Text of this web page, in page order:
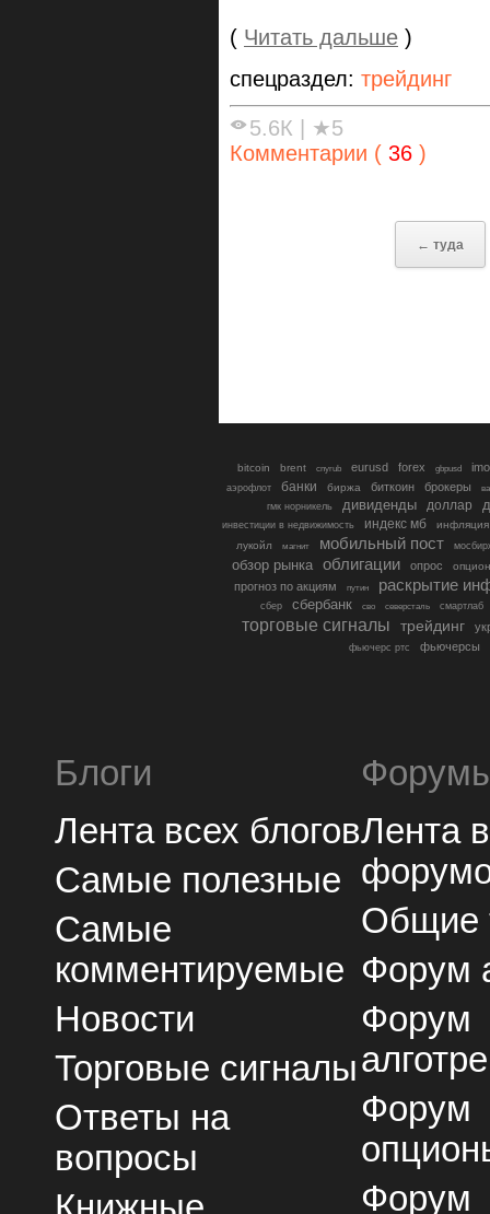
( Читать дальше )
спецраздел: трейдинг
5.6К
★5
Комментарии ( 36 )
← туда
bitcoin brent cnyrub eurusd forex gbpusd
аэрофлот банки биржа биткоин брокеры
гмк норникель
дивиденды доллар
инвестиции в недвижимость индекс мб
инфляция
лукойл
магнит мобильный пост
обзор рынка облигации опрос
прогноз по акциям путин раскрытие
сбер сбербанк сво северсталь смартлаб
торговые сигналы трейдинг
фьючерс ртс фьючерсы
Блоги
Лента всех блогов
Самые полезные
Самые
комментируемые
Новости
Торговые сигналы
Ответы на
вопросы
Лента
Общие
Форум
Форум
Форум
Форум